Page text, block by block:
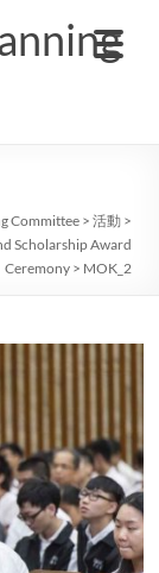
Committee >活動 >
Scholarship Award
Ceremony > MOK_2